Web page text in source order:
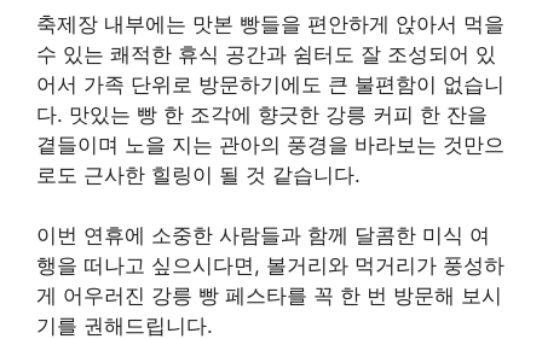
축제장 내부에는 맛본 빵들을 편안하게 앉아서 먹을
수 있는 쾌적한 휴식 공간과 쉼터도 잘 조성되어 있
어서 가족 단위로 방문하기에도 큰 불편함이 없습니
다. 맛있는 빵 한 조각에 향긋한 강릉 커피 한 잔을
곁들이며 노을 지는 관아의 풍경을 바라보는 것만으
로도 근사한 힐링이 될 것 같습니다.
이번 연휴에 소중한 사람들과 함께 달콤한 미식 여
행을 떠나고 싶으시다면, 볼거리와 먹거리가 풍성하
게 어우러진 강릉 빵 페스타를 꼭 한 번 방문해 보시
기를 권해드립니다.